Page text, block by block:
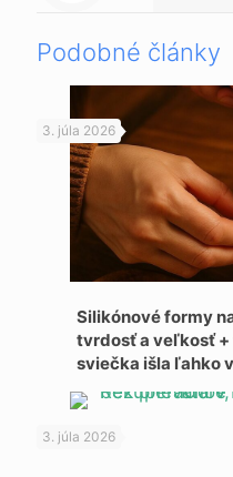
Podobné články
3. júla 2026
Silikónové formy
tvrdosť a veľkosť +
sviečka išla ľahko
3. júla 2026